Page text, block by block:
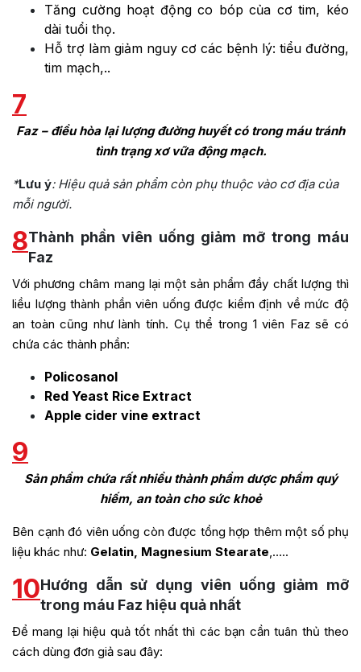
Tăng cường hoạt động co bóp của cơ tim, kéo
dài tuổi thọ.
Hỗ trợ làm giảm nguy cơ các bệnh lý: tiểu đường,
tim mạch,..
7
Faz – điều hòa lại lượng đường huyết có trong máu tránh
tình trạng xơ vữa động mạch.
*Lưu ý: Hiệu quả sản phẩm còn phụ thuộc vào cơ địa của
mỗi người.
8Thành phần viên uống giảm mỡ trong máu
Faz
Với phương châm mang lại một sản phẩm đầy chất lượng thì
liều lượng thành phần viên uống được kiểm định về mức độ
an toàn cũng như lành tính. Cụ thể trong 1 viên Faz sẽ có
chứa các thành phần:
Policosanol
Red Yeast Rice Extract
Apple cider vine extract
9
Sản phẩm chứa rất nhiều thành phẩm dược phẩm quý
hiếm, an toàn cho sức khoẻ
Bên cạnh đó viên uống còn được tổng hợp thêm một số phụ
liệu khác như: Gelatin, Magnesium Stearate,…..
10Hướng dẫn sử dụng viên uống giảm mỡ
trong máu Faz hiệu quả nhất
Để mang lại hiệu quả tốt nhất thì các bạn cần tuân thủ theo
cách dùng đơn giả sau đây: